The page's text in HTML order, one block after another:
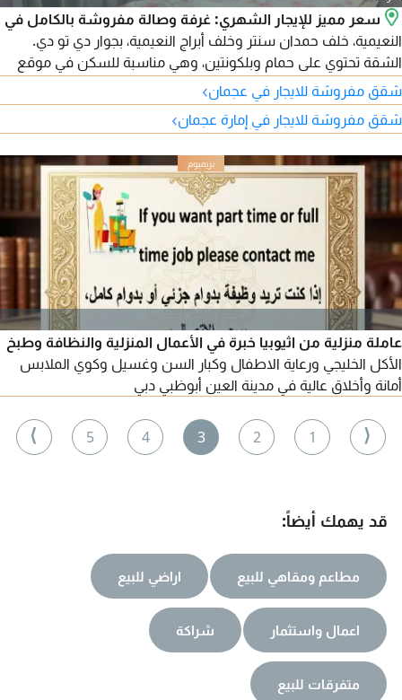
سعر مميز للإيجار الشهري: غرفة وصالة مفروشة بالكامل في
النعيمية، خلف حمدان سنتر وخلف أبراج النعيمية، بجوار دي تو دي.
الشقة تحتوي على حمام وبلكونتين، وهي مناسبة للسكن في موقع
والتأمين 500 درهم مسترد عند الخروج.
شقق مفروشة للايجار في عجمان›
شقق مفروشة للايجار في إمارة عجمان›
عاملة منزلية من اثيوبيا خبرة في الأعمال المنزلية والنظافة وطبخ
الأكل الخليجي ورعاية الاطفال وكبار السن وغسيل وكوي الملابس
أمانة وأخلاق عالية في مدينة العين أبوظبي دبي
⟨
1
2
3
4
5
⟩
قد يهمك أيضاً:
مطاعم ومقاهي للبيع اراضي للبيع
اعمال واستثمار شراكة
متفرقات للبيع